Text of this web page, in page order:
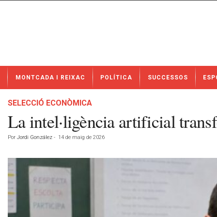
t
MONTCADA I REIXAC POLÍTICA SUCCESSOS
SELECCIÓ ECONÒMICA
La intel·ligència artificial
Por Jordi González - 14 de maig de 2026